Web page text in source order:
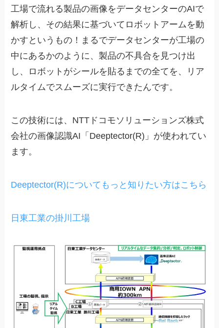
工場で流れる製品の画像をデータセンターのAIで
解析し、その結果に基づいてロボットアームを動
かすというもの！まるでデータセンターが工場の
中にあるかのように、製品の不具合を見つけ出
し、ロボットがシールを貼るまでの全てを、リア
ルタイムでスムーズに実行できたんです。
この技術には、NTTドコモソリューションズ株式
会社の画像認識AI「Deeptector(R)」が使われてい
ます。
Deeptector(R)についてもっと知りたい方はこちら
日東工業の掛川工場